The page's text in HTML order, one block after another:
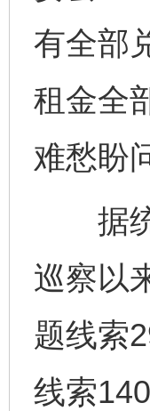
有全部
租金全
难愁盼
据统
巡察以
题线索
线索